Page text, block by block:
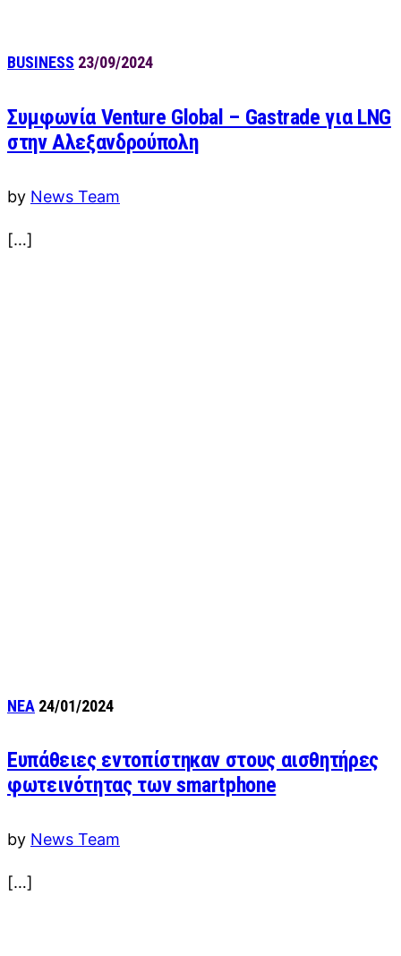
BUSINESS 23/09/2024
Συμφωνία Venture Global – Gastrade για LNG
στην Αλεξανδρούπολη
by News Team
[…]
ΝΕΑ 24/01/2024
Ευπάθειες εντοπίστηκαν στους αισθητήρες
φωτεινότητας των smartphone
by News Team
[…]